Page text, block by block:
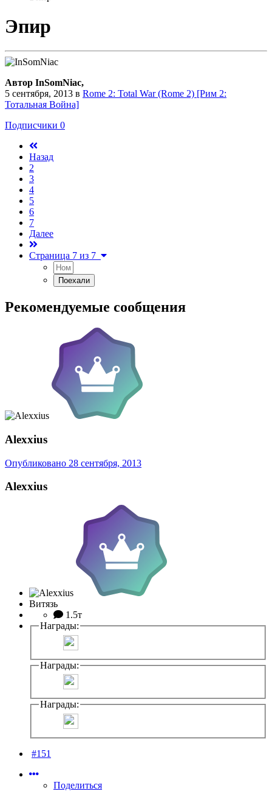
Эпир
Автор InSomNiac,
5 сентября, 2013 в Rome 2: Total War (Rome 2) [Рим 2:
Тотальная Война]
Подписчики 0
Назад
2
3
4
5
6
7
Далее
Страница 7 из 7
Рекомендуемые сообщения
Alexxius
Опубликовано 28 сентября, 2013
Alexxius
Витязь
1.5т
Награды:
Награды:
Награды:
#151
Поделиться